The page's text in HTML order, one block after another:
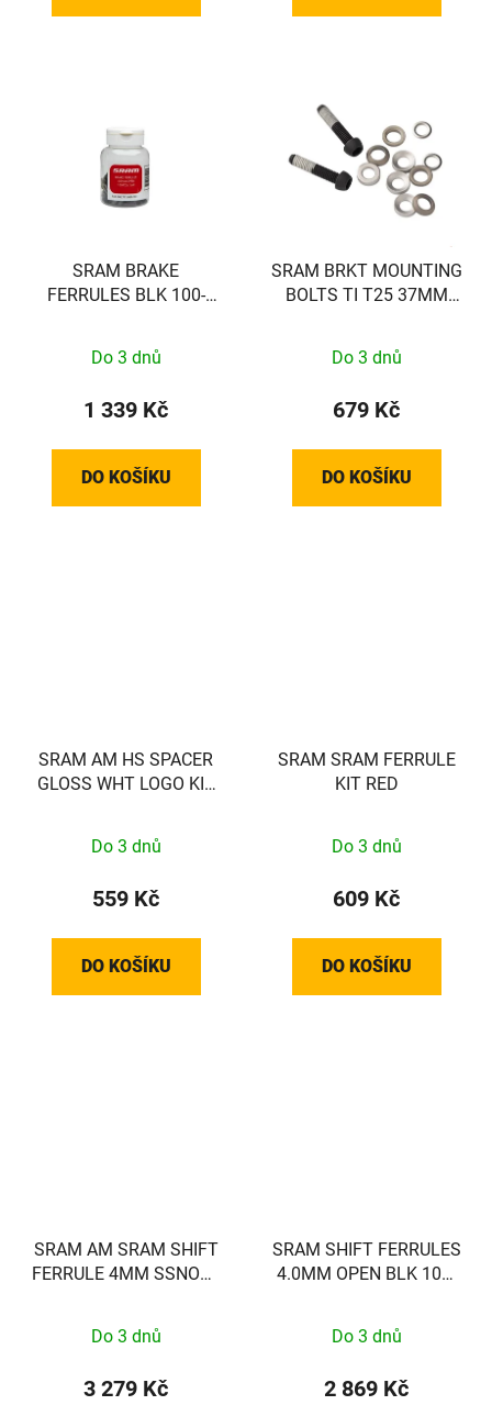
SRAM BRAKE
FERRULES BLK 100-
Do 3 dnů
1 339 Kč
DO KOŠÍKU
SRAM BRKT MOUNTING
BOLTS TI T25 37MM
Do 3 dnů
679 Kč
DO KOŠÍKU
SRAM AM HS SPACER
GLOSS WHT LOGO KIT
Do 3 dnů
559 Kč
DO KOŠÍKU
SRAM SRAM FERRULE
KIT RED
Do 3 dnů
609 Kč
DO KOŠÍKU
SRAM AM SRAM SHIFT
FERRULE 4MM SSNOSE
Do 3 dnů
3 279 Kč
SRAM SHIFT FERRULES
4.0MM OPEN BLK 100-
Do 3 dnů
2 869 Kč